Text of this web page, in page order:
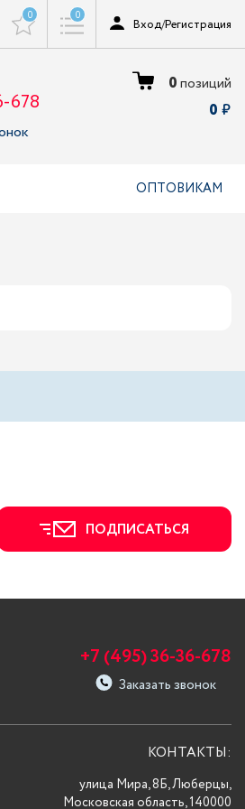
0 0
Вход/Регистрация
678
0позиций
0
ОПТОВИКАМ
ПОДПИСАТЬСЯ
+7 (495) 36-36-678
Заказать звонок
КОНТАКТЫ:
улица Мира, 8Б, Люберцы,
Московская область, 140000